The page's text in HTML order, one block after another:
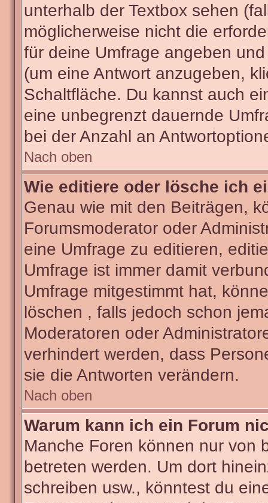
unterhalb der Textbox sehen
möglicherweise nicht die
für deine Umfrage angeben
(um eine Antwort anzugeben,
Schaltfläche. Du kannst auch
eine unbegrenzt dauernde
bei der Anzahl an
Nach oben
Wie editiere oder lösche ich
Genau wie mit den Beiträgen,
Forumsmoderator oder
eine Umfrage zu editieren,
Umfrage ist immer damit
Umfrage mitgestimmt hat,
löschen , falls jedoch schon
Moderatoren oder
verhindert werden, dass
sie die Antworten verändern.
Nach oben
Warum kann ich ein Forum
Manche Foren können nur von
betreten werden. Um dort
schreiben usw., könntest du